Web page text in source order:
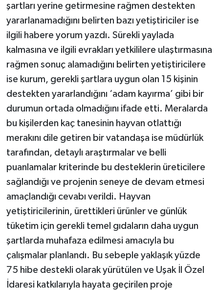
şartları yerine getirmesine rağmen destekten
yararlanamadığını belirten bazı yetiştiriciler ise
ilgili habere yorum yazdı. Sürekli yaylada
kalmasına ve ilgili evrakları yetkililere ulaştırmasına
rağmen sonuç alamadığını belirten yetiştiricilere
ise kurum, gerekli şartlara uygun olan 15 kişinin
destekten yararlandığını ‘adam kayırma’ gibi bir
durumun ortada olmadığını ifade etti. Meralarda
bu kişilerden kaç tanesinin hayvan otlattığı
merakını dile getiren bir vatandaşa ise müdürlük
tarafından, detaylı araştırmalar ve belli
puanlamalar kriterinde bu desteklerin üreticilere
sağlandığı ve projenin seneye de devam etmesi
amaçlandığı cevabı verildi. Hayvan
yetiştiricilerinin, ürettikleri ürünler ve günlük
tüketim için gerekli temel gıdaların daha uygun
şartlarda muhafaza edilmesi amacıyla bu
çalışmalar planlandı. Bu sebeple yaklaşık yüzde
75 hibe destekli olarak yürütülen ve Uşak İl Özel
İdaresi katkılarıyla hayata geçirilen proje